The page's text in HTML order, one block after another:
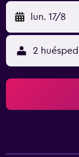
lun. 17/8
2